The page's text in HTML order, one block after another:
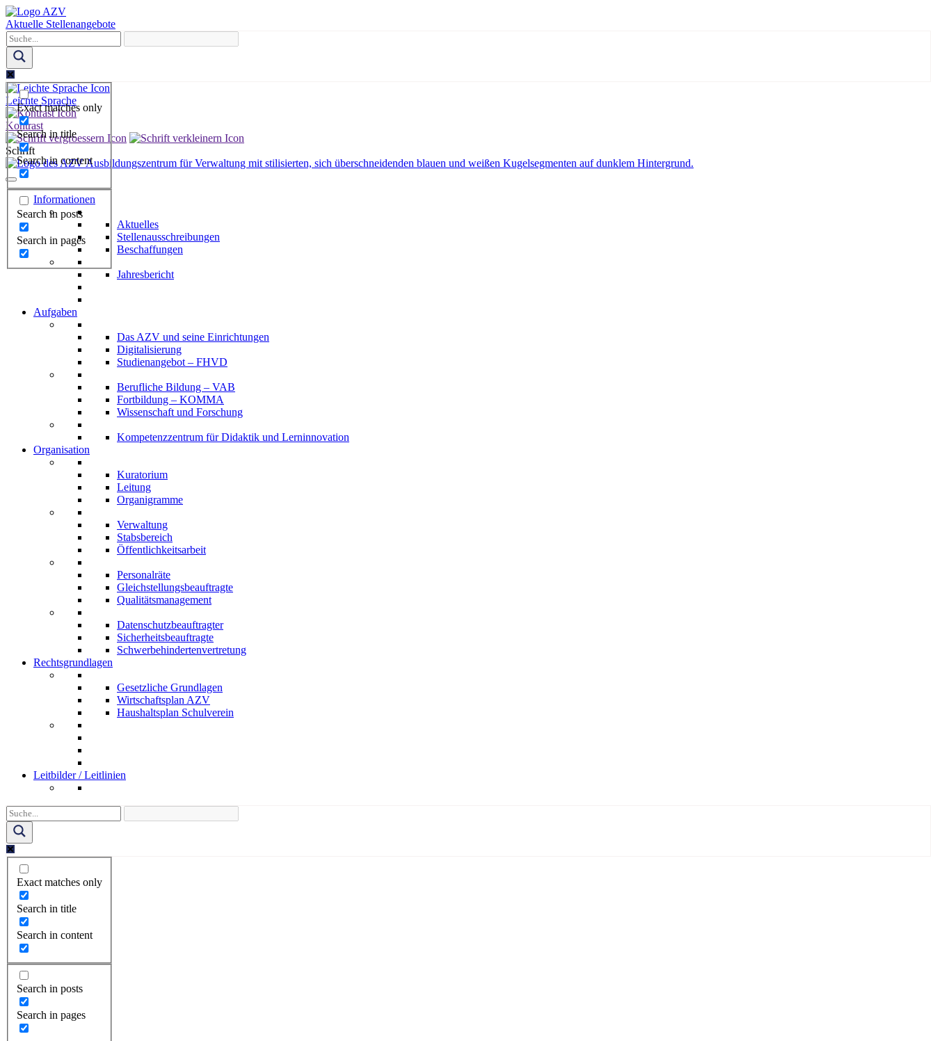
Skip
to
content
Aktuelle Stellenangebote
Exact matches only
Search in title
Search in content
Search in posts
Search in pages
Leichte Sprache
Kontrast
Schrift
Informationen
Aktuelles
Stellenausschreibungen
Beschaffungen
Jahresbericht
Aufgaben
Das AZV und seine Einrichtungen
Digitalisierung
Studienangebot – FHVD
Berufliche Bildung – VAB
Fortbildung – KOMMA
Wissenschaft und Forschung
Kompetenzzentrum für Didaktik und Lerninnovation
Organisation
Kuratorium
Leitung
Organigramme
Verwaltung
Stabsbereich
Öffentlichkeitsarbeit
Personalräte
Gleichstellungsbeauftragte
Qualitätsmanagement
Datenschutzbeauftragter
Sicherheitsbeauftragte
Schwerbehindertenvertretung
Rechtsgrundlagen
Gesetzliche Grundlagen
Wirtschaftsplan AZV
Haushaltsplan Schulverein
Leitbilder / Leitlinien
Exact matches only
Search in title
Search in content
Search in posts
Search in pages